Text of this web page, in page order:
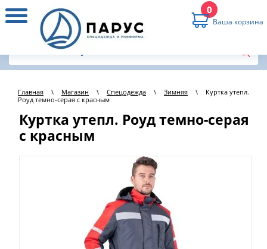
0
Ваша корзина
Главная \ Магазин \ Спецодежда \ Зимняя \
Куртка утепл.
Роуд темно-серая с красным
Куртка утепл. Роуд темно-серая
с красным